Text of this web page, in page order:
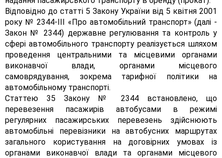
Відповідно до статті 5 Закону України від 5 квітня 2001
року № 2344-III «Про автомобільний транспорт» (далі -
Закон № 2344) державне регулювання та контроль у
сфері автомобільного транспорту реалізується шляхом
проведення центральними та місцевими органами
виконавчої влади, органами місцевого
самоврядування, зокрема тарифної політики на
автомобільному транспорті.
Статтею 35 Закону № 2344 встановлено, що
перевезення пасажирів автобусами в режимі
регулярних пасажирських перевезень здійснюють
автомобільні перевізники на автобусних маршрутах
загального користування на договірних умовах із
органами виконавчої влади та органами місцевого